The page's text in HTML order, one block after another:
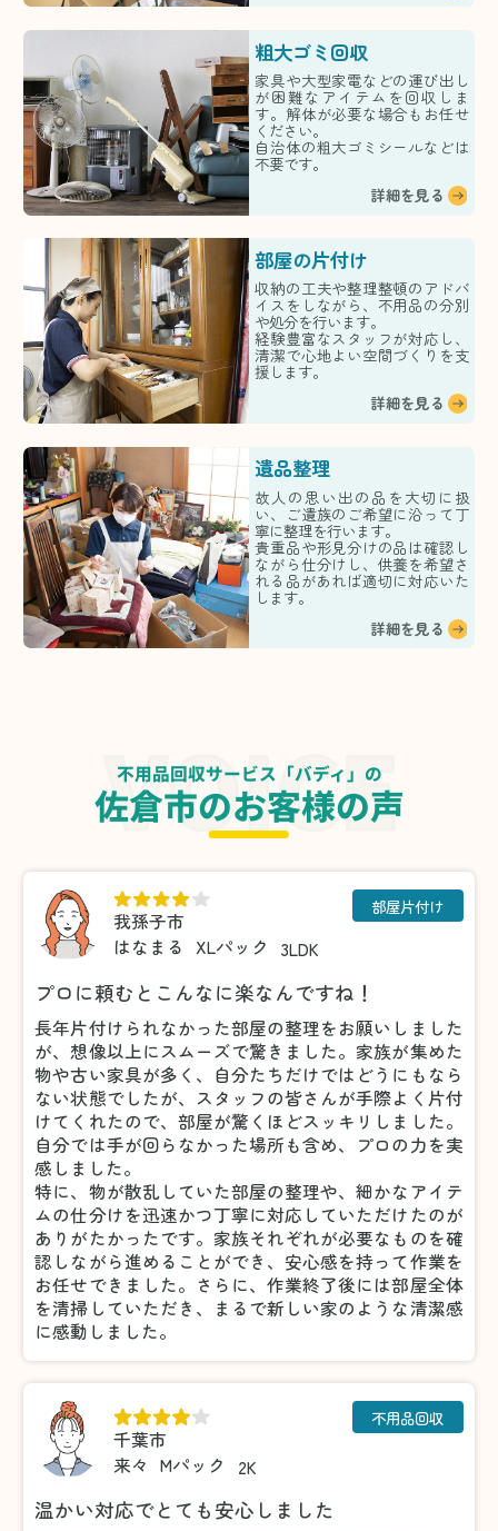
粗大ゴミ回収
家具や大型家電などの運び出し
が困難なアイテムを回収しま
す。解体が必要な場合もお任せ
ください。
自治体の粗大ゴミシールなどは
不要です。
詳細を見る
部屋の片付け
収納の工夫や整理整頓のアドバ
イスをしながら、不用品の分別
や処分を行います。
経験豊富なスタッフが対応し、
清潔で心地よい空間づくりを支
援します。
詳細を見る
遺品整理
故人の思い出の品を大切に扱
い、ご遺族のご希望に沿って丁
寧に整理を行います。
貴重品や形見分けの品は確認し
ながら仕分けし、供養を希望さ
れる品があれば適切に対応いた
します。
詳細を見る
不用品回収サービス「バディ」の
佐倉市のお客様の声
我孫子市
はなまる
XLパック 3LDK
部屋片付け
プロに頼むとこんなに楽なんですね！
長年片付けられなかった部屋の整理をお願いしました
が、想像以上にスムーズで驚きました。家族が集めた
物や古い家具が多く、自分たちだけではどうにもなら
ない状態でしたが、スタッフの皆さんが手際よく片付
けてくれたので、部屋が驚くほどスッキリしました。
自分では手が回らなかった場所も含め、プロの力を実
感しました。
特に、物が散乱していた部屋の整理や、細かなアイテ
ムの仕分けを迅速かつ丁寧に対応していただけたのが
ありがたかったです。家族それぞれが必要なものを確
認しながら進めることができ、安心感を持って作業を
お任せできました。さらに、作業終了後には部屋全体
を清掃していただき、まるで新しい家のような清潔感
に感動しました。
千葉市
来々 Mパック 2K
不用品回収
温かい対応でとても安心しました